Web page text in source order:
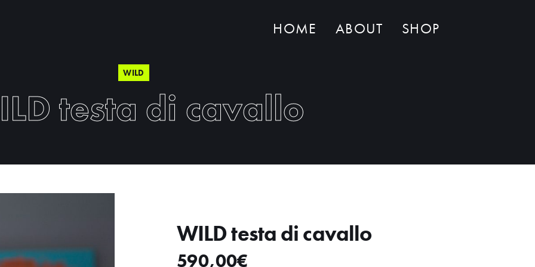
HOME ABOUT SHOP
WILD
testa di cavallo
WILD testa di cavallo
590,00€